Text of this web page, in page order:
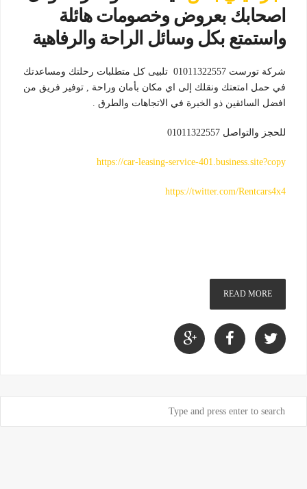
اصحابك بعروض وخصومات هائلة
واستمتع بكل وسائل الراحة والرفاهية
شركة تورست 01011322557 تلبيى كل متطلبات رحلتك ومساعدتك
في حمل امتعتك ونقلك إلى اي مكان بأمان وراحة , توفير فريق من
افضل السائقين ذو الخبرة في الاتجاهات والطرق .
للحجز والتواصل 01011322557
https://car-leasing-service-401.business.site?copy
https://twitter.com/Rentcars4x4
READ MORE